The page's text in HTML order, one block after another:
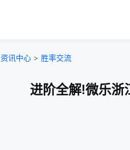
资讯中心 > 胜率交流
进阶全解!微乐浙